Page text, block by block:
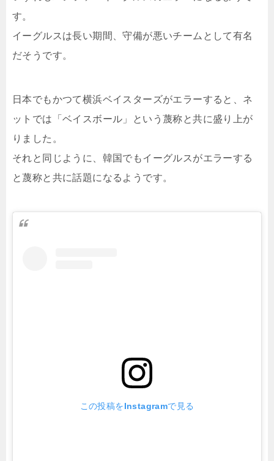
す。
イーグルスは長い期間、守備が悪いチームとして有名
だそうです。
日本でもかつて横浜ベイスターズがエラーすると、ネ
ットでは「ベイスボール」という蔑称と共に盛り上が
りました。
それと同じように、韓国でもイーグルスがエラーする
と蔑称と共に話題になるようです。
この投稿をInstagramで見る